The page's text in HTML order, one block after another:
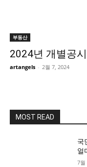
부동산
2024년 개별공
artangels - 2월 7, 2024
MOST READ
국
얼
7월